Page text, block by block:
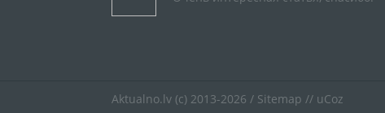
Aktualno.lv (c) 2013-2026 / Sitemap // uCoz